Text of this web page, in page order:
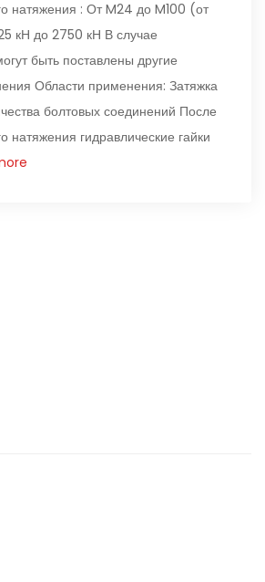
натяжения : От M24 до M100 (от
кН до 2750 кН В случае
быть поставлены другие
Области применения: Затяжка
болтовых соединений После
натяжения гидравлические гайки